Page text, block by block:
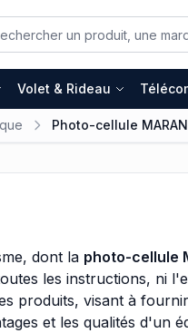
Volet & Rideau
Photo-cellule
dont la photo-cellule
les instructions, ni
produits, visant à
et les qualités d'un